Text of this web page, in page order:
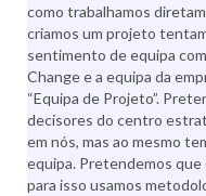
como trabalhamos
criamos um projeto
sentimento de equipa
Change e a equipa da
“Equipa de Projeto”.
decisores do centro
em nós, mas ao mesmo
equipa. Pretendemos
para isso usamos